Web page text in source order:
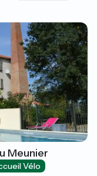
Meunier
Vélo